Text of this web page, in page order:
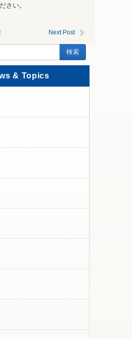
さい。
Next Post
& Topics